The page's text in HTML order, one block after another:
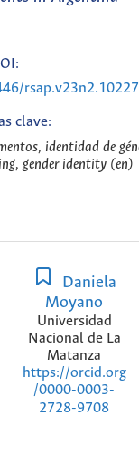
clave:
identidad de
gender identity (en)
Daniela
Moyano
Universidad
Nacional de La
Matanza
https://orcid.org
/0000-0003-
2728-9708